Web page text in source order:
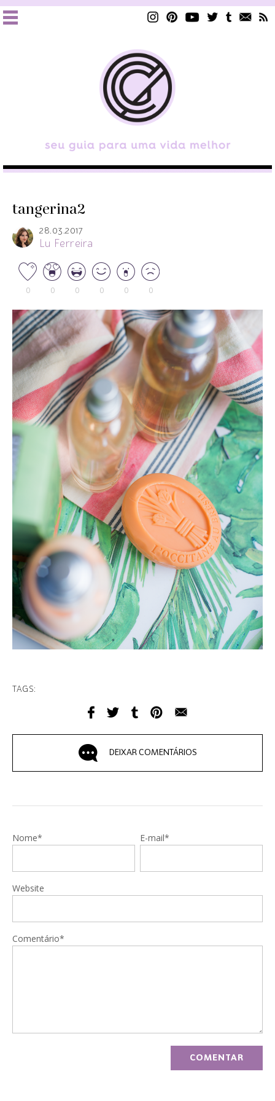
tangerina2
28.03.2017
Lu Ferreira
0 0 0 0 0 0
TAGS:
DEIXAR COMENTÁRIOS
Nome* E-mail*
Website
Comentário*